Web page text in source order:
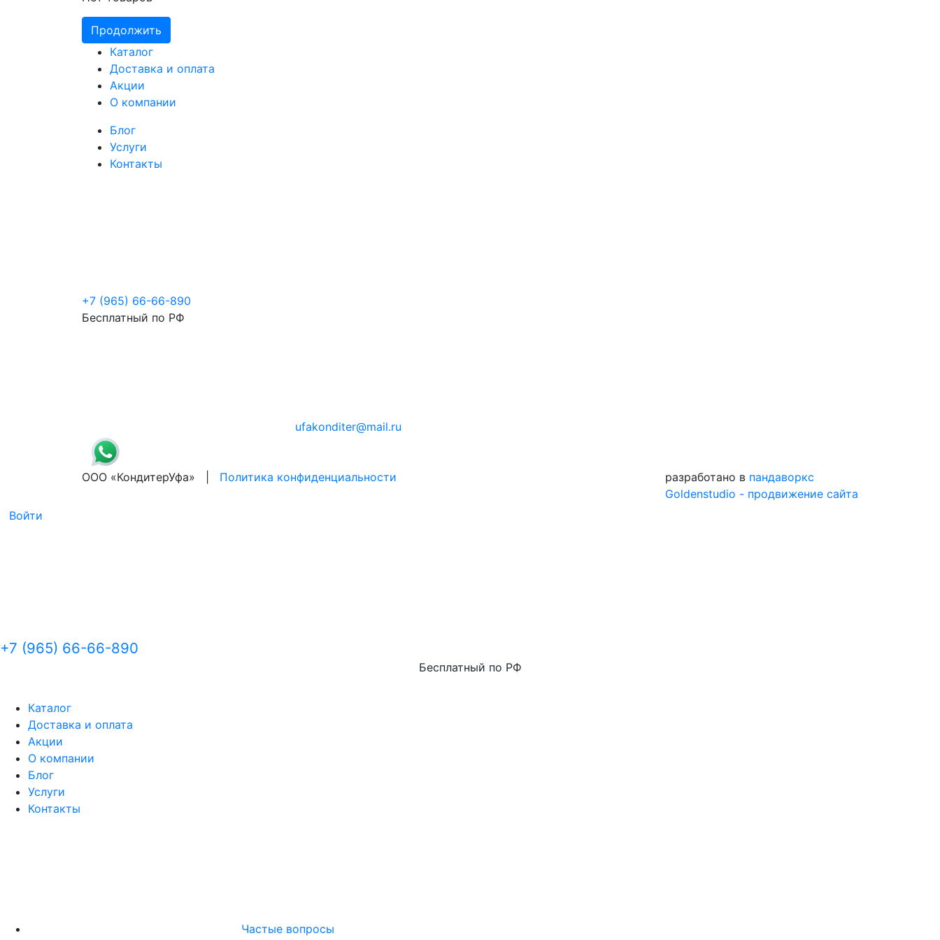
Продолжить
Каталог
Доставка и оплата
Акции
О компании
Блог
Услуги
Контакты
+7 (965) 66-66-890
Бесплатный по РФ
ufakonditer@mail.ru
ООО «КондитерУфа» | Политика конфиденциальности разработано в пандаворкс
Goldenstudio - продвижение сайта
Войти
+7 (965) 66-66-890
Бесплатный по РФ
Каталог
Доставка и оплата
Акции
О компании
Блог
Услуги
Контакты
Частые вопросы